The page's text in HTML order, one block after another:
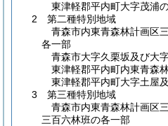
東津軽郡平内町大字茂浦
2 第二種特別地域
青森市内東青森林計画区
各一部
青森市大字久栗坂及び大
東津軽郡平内町内東青森
東津軽郡平内町大字土屋
3 第三種特別地域
青森市内東青森林計画区
三百六林班の各一部